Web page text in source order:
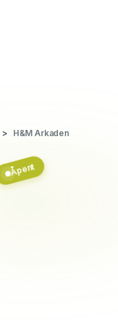
H&M Arkaden
Åpent